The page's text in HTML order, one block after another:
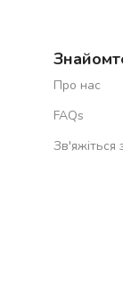
Про нас
FAQs
Зв'яжіться